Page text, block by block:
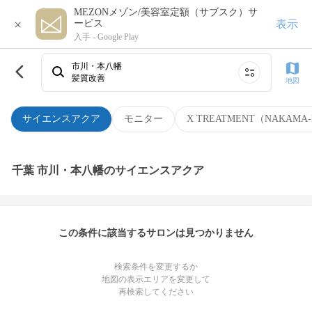
×
MEZONメゾン/美容室定額（サブスク）サ
ービス
入手 - Google Play
表示
サイエンスアクア モニター X TREATMENT（
市川・本八幡
髪質改善
地図
千葉 市川・本八幡のサイエンスアクア
この条件に該当するサロンは見つかりません
検索条件を変更するか
地図の表示エリアを変更して
再検索してください